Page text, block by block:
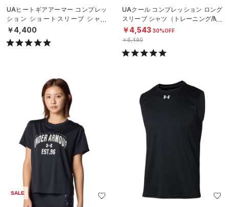
UAヒートギアアーマー コンプレッ
ション ショートスリーブ シャツ
（トレーニング/MEN）
￥4,400
UAクール コンプレッション ロング
スリーブ シャツ（トレーニング/ME
N）
￥4,543 30%OFF
￥6,490
SALE